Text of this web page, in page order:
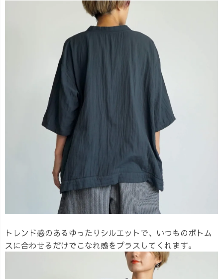
トレンド感のあるゆったりシルエットで、いつものボトム
スに合わせるだけでこなれ感をプラスしてくれます。